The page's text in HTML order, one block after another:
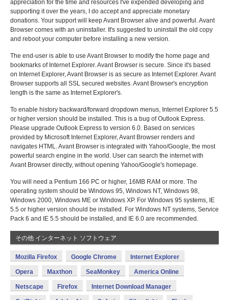
appreciation for the time and resources I've expended developing and
supporting it over the years, I do accept and appreciate monetary
donations. Your support will keep Avant Browser alive and powerful. Avant
Browser comes with an uninstaller. It's suggested to uninstall the old copy
and reboot your computer before installing a new version.
The end-user is able to use Avant Browser to modify the home page and
bookmarks of Internet Explorer. Avant Browser is secure. Since it's based
on Internet Explorer, Avant Browser is as secure as Internet Explorer. Avant
Browser supports all SSL secured websites. Avant Browser's encryption
length is the same as Internet Explorer's.
To enable history backward/forward dropdown menus, Internet Explorer 5.5
or higher version should be installed. This is a bug of Outlook Express.
Please upgrade Outlook Express to version 6.0. Based on services
provided by Microsoft Internet Explorer, Avant Browser renders and
navigates HTML. Avant Browser is integrated with Yahoo/Google, the most
powerful search engine in the world. User can search the internet with
Avant Browser directly, without opening Yahoo/Google's homepage.
You will need a Pentium 166 PC or higher, 16MB RAM or more. The
operating system should be Windows 95, Windows NT, Windows 98,
Windows 2000, Windows ME or Windows XP. For Windows 95 systems, IE
5.5 or higher version should be installed. For Windows NT systems, Service
Pack 6 and IE 5.5 should be installed, and IE 6.0 are recommended.
その他 インターネット ソフトウェア
Mozilla Firefox Google Chrome Internet Explorer
Opera Maxthon SeaMonkey America Online
Netscape Firefox Internet Download Manager